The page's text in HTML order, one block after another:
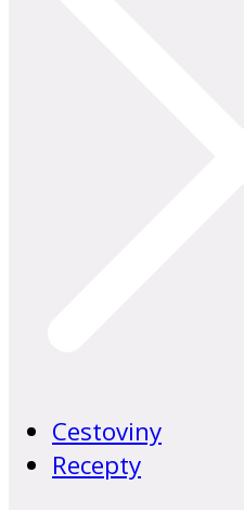
Cestoviny
Recepty